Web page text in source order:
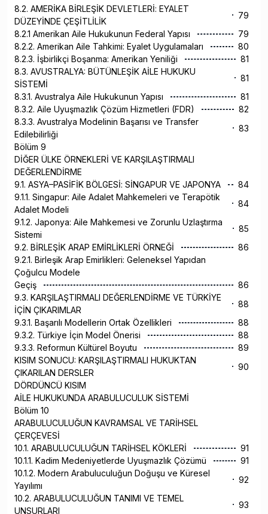
8.2. AMERİKA BİRLEŞİK DEVLETLERİ: EYALET
DÜZEYİNDE ÇEŞİTLİLİK
79
8.2.1 Amerikan Aile Hukukunun Federal Yapısı
79
8.2.2. Amerikan Aile Tahkimi: Eyalet Uygulamaları
80
8.2.3. İşbirlikçi Boşanma: Amerikan Yeniliği
81
8.3. AVUSTRALYA: BÜTÜNLEŞİK AİLE HUKUKU
SİSTEMİ
81
8.3.1. Avustralya Aile Hukukunun Yapısı
81
8.3.2. Aile Uyuşmazlık Çözüm Hizmetleri (FDR)
82
8.3.3. Avustralya Modelinin Başarısı ve Transfer
Edilebilirliği
83
Bölüm 9
DİĞER ÜLKE ÖRNEKLERİ VE KARŞILAŞTIRMALI
DEĞERLENDİRME
9.1. ASYA–PASİFİK BÖLGESİ: SİNGAPUR VE JAPONYA
84
9.1.1. Singapur: Aile Adalet Mahkemeleri ve Terapötik
Adalet Modeli
84
9.1.2. Japonya: Aile Mahkemesi ve Zorunlu Uzlaştırma
Sistemi
85
9.2. BİRLEŞİK ARAP EMİRLİKLERİ ÖRNEĞİ
86
9.2.1. Birleşik Arap Emirlikleri: Geleneksel Yapıdan
Çoğulcu Modele
Geçiş
86
9.3. KARŞILAŞTIRMALI DEĞERLENDİRME VE TÜRKİYE
İÇİN ÇIKARIMLAR
88
9.3.1. Başarılı Modellerin Ortak Özellikleri
88
9.3.2. Türkiye İçin Model Önerisi
88
9.3.3. Reformun Kültürel Boyutu
89
KISIM SONUCU: KARŞILAŞTIRMALI HUKUKTAN
ÇIKARILAN DERSLER
90
DÖRDÜNCÜ KISIM
AİLE HUKUKUNDA ARABULUCULUK SİSTEMİ
Bölüm 10
ARABULUCULUĞUN KAVRAMSAL VE TARİHSEL
ÇERÇEVESİ
10.1. ARABULUCULUĞUN TARİHSEL KÖKLERİ
91
10.1.1. Kadim Medeniyetlerde Uyuşmazlık Çözümü
91
10.1.2. Modern Arabuluculuğun Doğuşu ve Küresel
Yayılımı
92
10.2. ARABULUCULUĞUN TANIMI VE TEMEL
UNSURLARI
93